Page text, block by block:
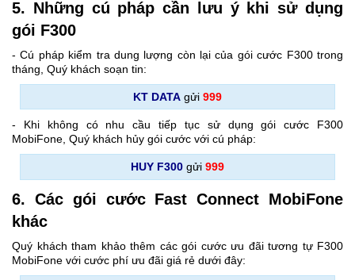
5. Những cú pháp cần lưu ý khi sử dụng
gói F300
- Cú pháp kiểm tra dung lượng còn lại của gói cước F300 trong
tháng, Quý khách soạn tin:
KT DATA gửi 999
- Khi không có nhu cầu tiếp tục sử dụng gói cước F300
MobiFone, Quý khách hủy gói cước với cú pháp:
HUY F300 gửi 999
6. Các gói cước Fast Connect MobiFone
khác
Quý khách tham khảo thêm các gói cước ưu đãi tương tự F300
MobiFone với cước phí ưu đãi giá rẻ dưới đây: